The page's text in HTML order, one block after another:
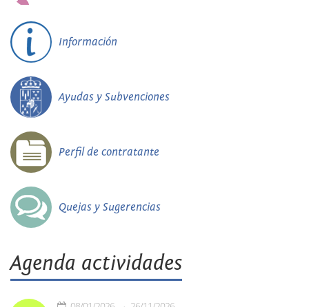
Información
Ayudas y Subvenciones
Perfil de contratante
Quejas y Sugerencias
Agenda actividades